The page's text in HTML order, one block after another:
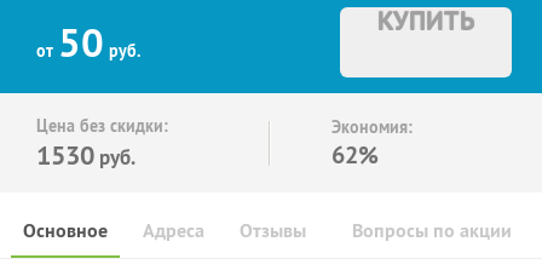
от 50 руб.
КУПИТЬ
Цена без скидки:
1530 руб.
Экономия:
62%
Основное Отзывы Вопросы по акции
Адреса